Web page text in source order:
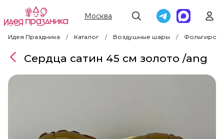
Москва
Идея Праздника Каталог Воздушные шары
Сердца сатин 45 см золото /ang